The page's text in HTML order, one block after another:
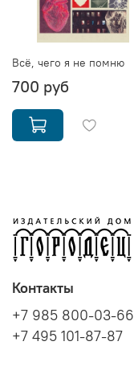
Всё, чего я не помню
700 руб
Контакты
+7 985 800-03-66
+7 495 101-87-87